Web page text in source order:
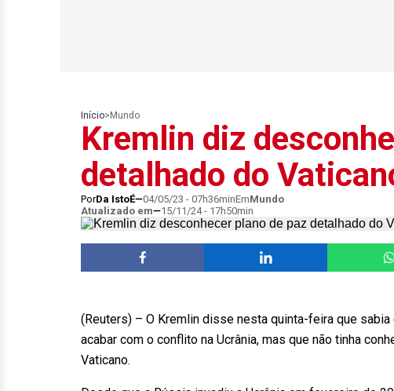
Início> Mundo
Kremlin diz
detalhado do
PorDa IstoÉ 04/05/23 - 07h36minEmMundo
Atualizado em
15/11/24 - 17h50min
(Reuters) – O Kremlin disse nesta quinta-feira que
acabar com o conflito na Ucrânia, mas que não tinha
Vaticano.